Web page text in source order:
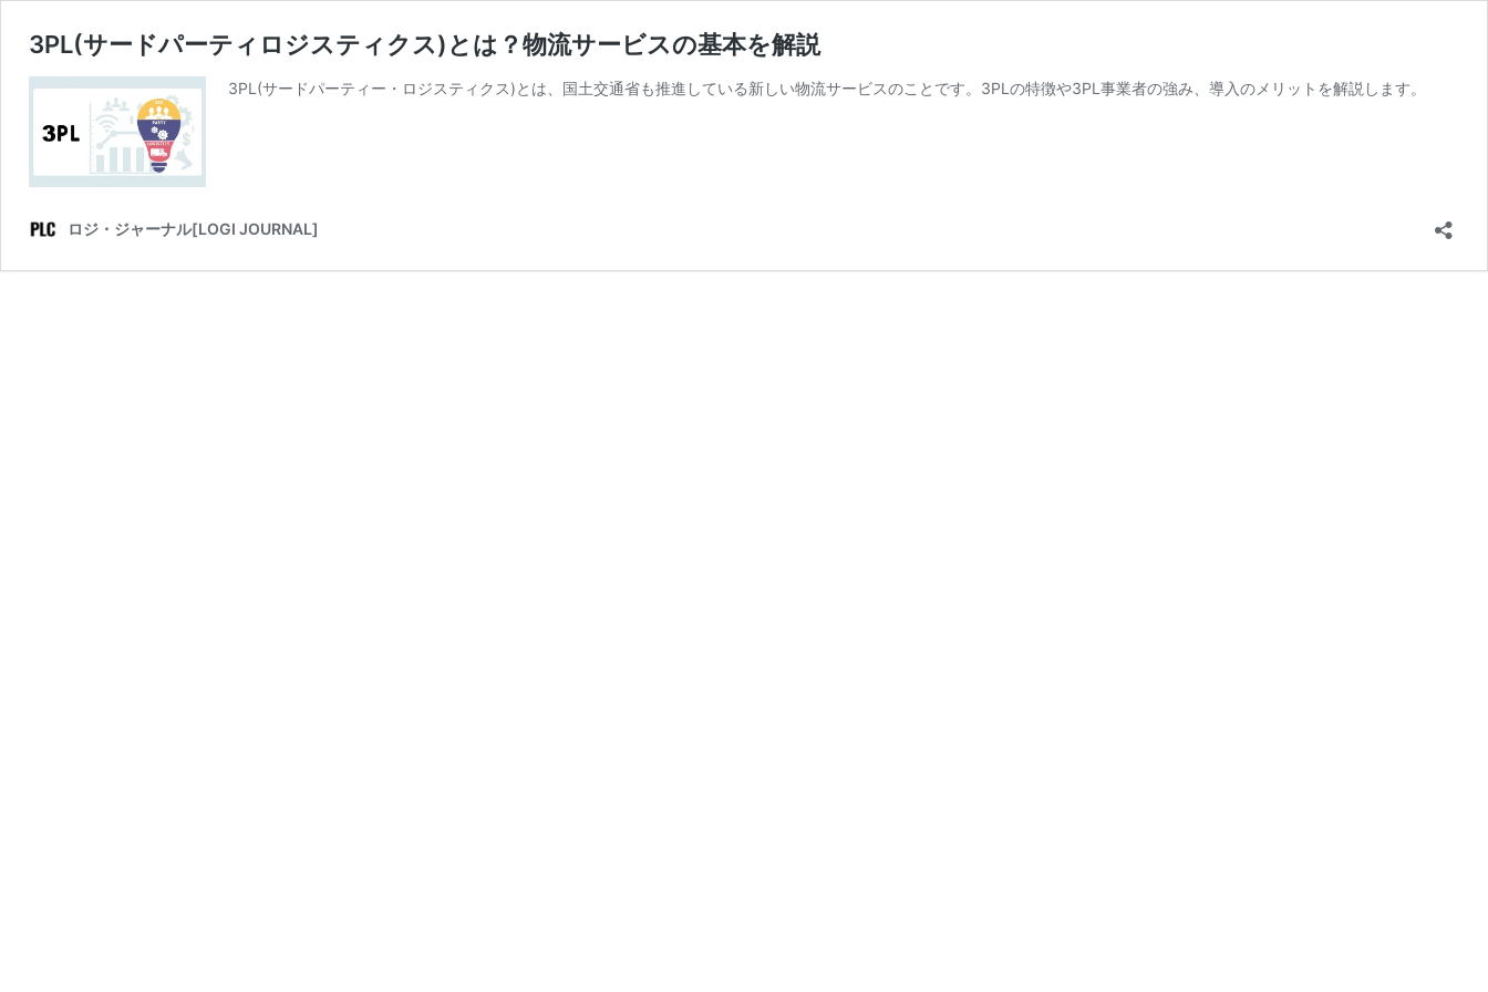
3PL(サードパーティロジスティクス)とは？物流サービスの基本を解説
3PL(サードパーティー・ロジスティクス)とは、国土交通省も推進している新しい物流サービスのことです。3PLの特徴や3PL事業者の強み、導入のメリットを解説します。
ロジ・ジャーナル[LOGI JOURNAL]